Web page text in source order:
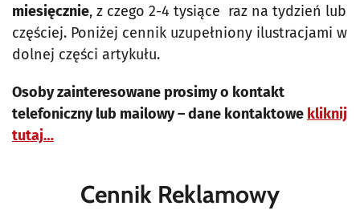
miesięcznie, z czego 2-4 tysiące raz na tydzień lub
częściej. Poniżej cennik uzupełniony ilustracjami w
dolnej części artykułu.
Osoby zainteresowane prosimy o kontakt
telefoniczny lub mailowy – dane kontaktowe kliknij
tutaj…
Cennik Reklamowy